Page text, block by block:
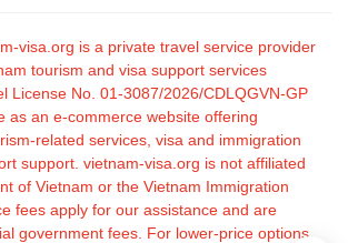
visa.org is a private travel service provider
tourism and visa support services
License No. 01-3087/2026/CDLQGVN-GP
as an e-commerce website offering
related services, visa and immigration
support. vietnam-visa.org is not affiliated
of Vietnam or the Vietnam Immigration
fees apply for our assistance and are
government fees. For lower-price options,